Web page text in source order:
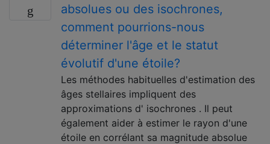
absolues ou des isochrones,
comment pourrions-nous
déterminer l'âge et le statut
évolutif d'une étoile?
Les méthodes habituelles d'estimation des
âges stellaires impliquent des
approximations d' isochrones . Il peut
également aider à estimer le rayon d'une
étoile en corrélant sa magnitude absolue